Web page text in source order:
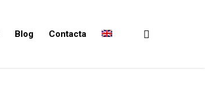
Blog Contacta